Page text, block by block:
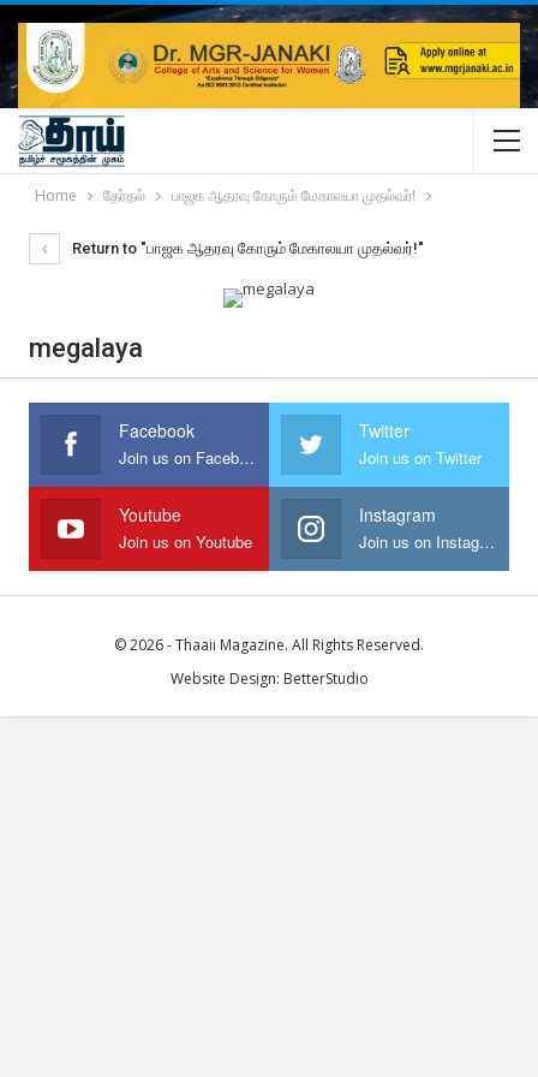
Home தேர்தல் பாஜக ஆதரவு கோரும் மேகாலயா முதல்வர்!
Return to "பாஜக ஆதரவு கோரும் மேகாலயா முதல்வர்!"
megalaya
Facebook
Join us on Facebook
Twitter
Join us on Twitter
Youtube
Join us on Youtube
Instagram
Join us on Instagram
© 2026 - Thaaii Magazine. All Rights Reserved.
Website Design: BetterStudio